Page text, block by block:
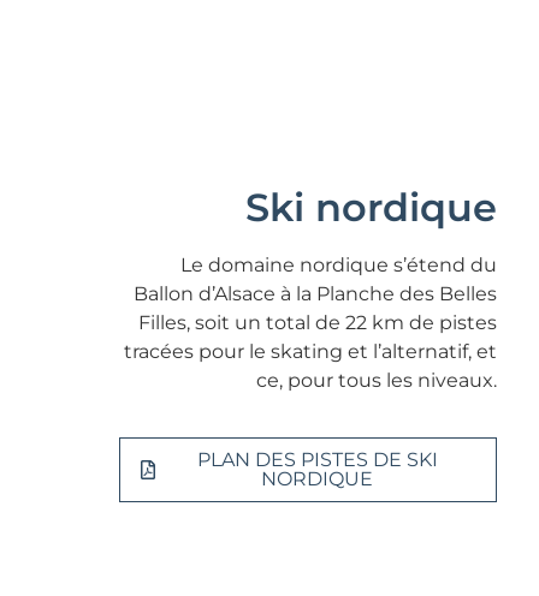
Ski nordique
Le domaine nordique s’étend du
Ballon d’Alsace à la Planche des Belles
Filles, soit un total de 22 km de pistes
tracées pour le skating et l’alternatif, et
ce, pour tous les niveaux.
PLAN DES PISTES DE SKI
NORDIQUE